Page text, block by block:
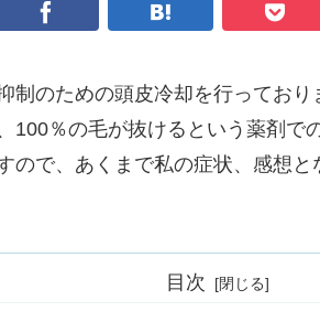
のための頭皮冷却を行っており
100％の毛が抜けるという薬剤で
ので、あくまで私の症状、感想
目次